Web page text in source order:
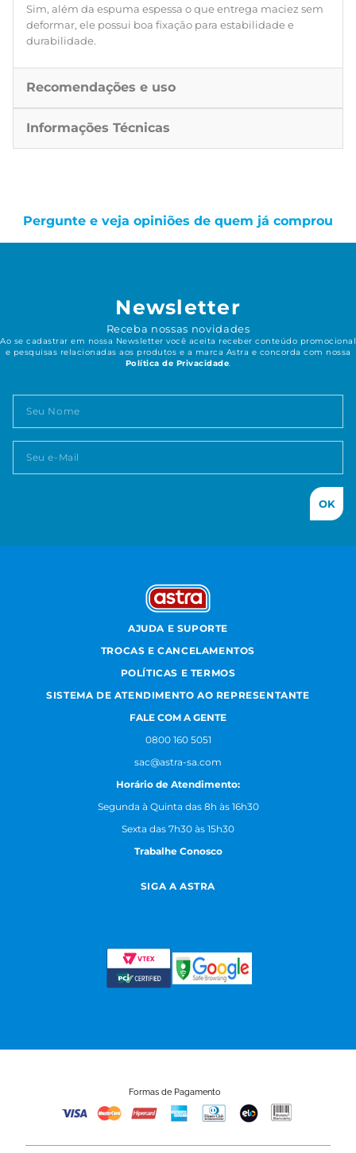
Sim, além da espuma espessa o que entrega maciez sem
deformar, ele possui boa fixação para estabilidade e
durabilidade.
Recomendações e uso
Informações Técnicas
Pergunte e veja opiniões de quem já comprou
Newsletter
Receba nossas novidades
Ao se cadastrar em nossa Newsletter você aceita receber conteúdo promocional
e pesquisas relacionadas aos produtos e a marca Astra e concorda com nossa
Política de Privacidade
OK
AJUDA E SUPORTE
TROCAS E CANCELAMENTOS
POLÍTICAS E TERMOS
SISTEMA DE ATENDIMENTO AO REPRESENTANTE
FALE COM A GENTE
0800 160 5051
sac@astra-sa.com
Horário de Atendimento:
Segunda à Quinta das 8h às 16h30
Sexta das 7h30 às 15h30
Trabalhe Conosco
SIGA A ASTRA
Formas de Pagamento